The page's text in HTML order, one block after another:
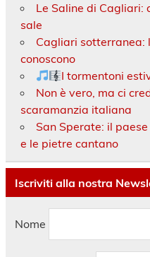
Le Saline di Cagliari:
sale
Cagliari sotterranea:
conoscono
I tormentoni
Non è vero, ma ci
scaramanzia italiana
San Sperate: il
e le pietre cantano
Iscriviti alla nostra
Nome